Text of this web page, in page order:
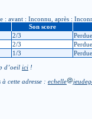
avant : Inconnu, après :
Son score
2/3 Perdue
2/3 Perdue
1/3 Perdue
d’oeil ici !
cette adresse : echelle